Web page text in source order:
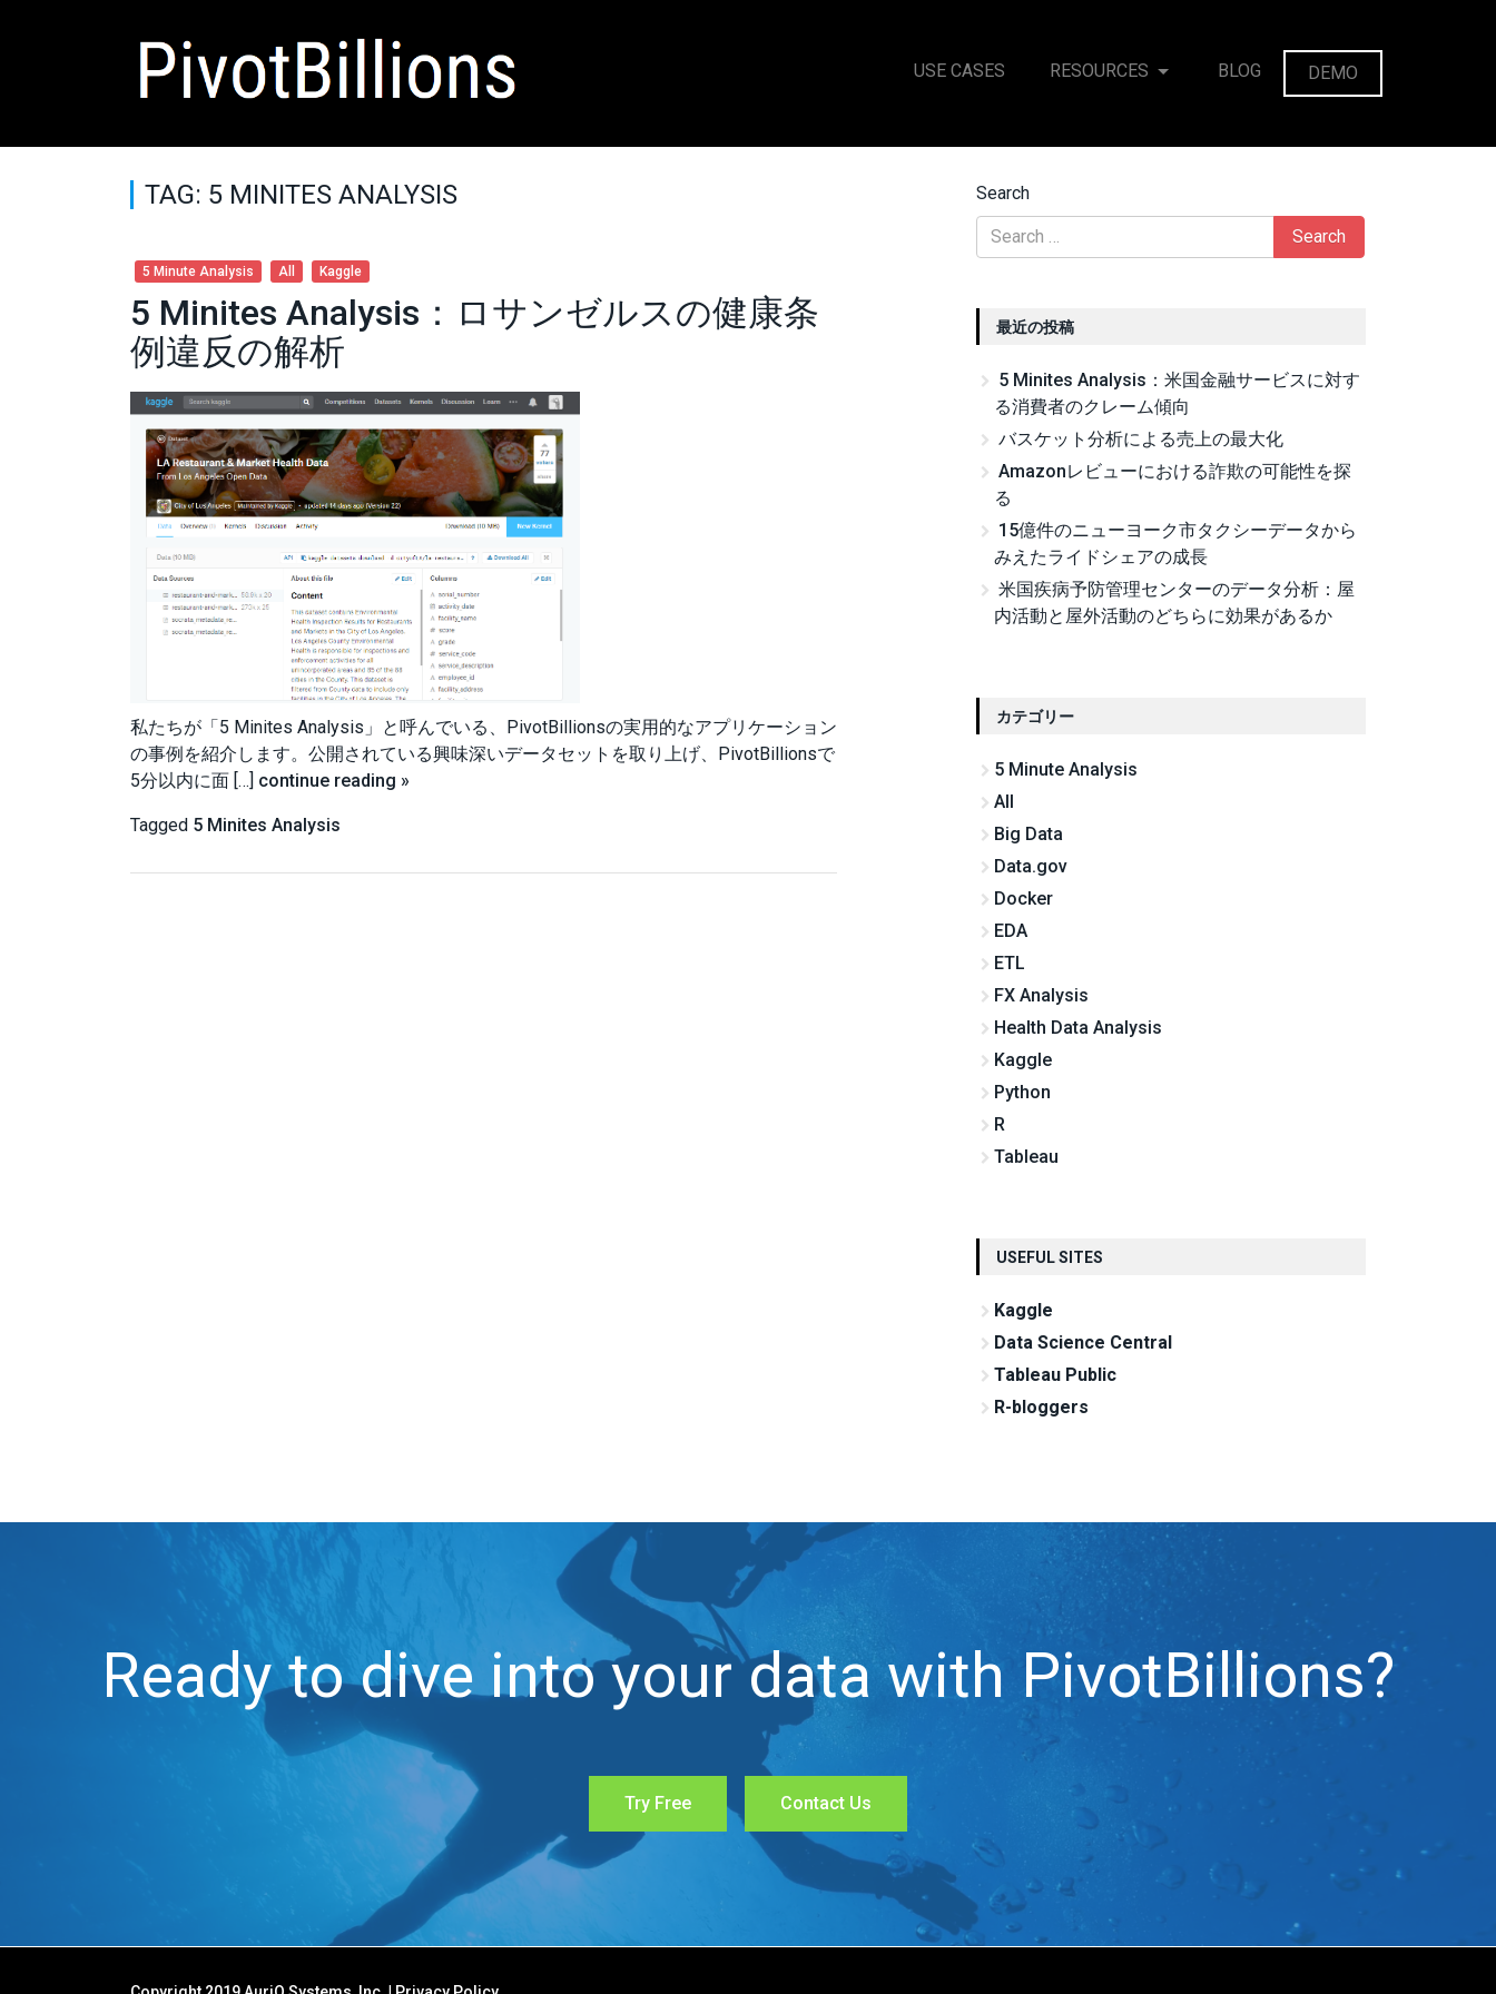
USE CASES RESOURCES BLOG DEMO
TAG: 5 MINITES ANALYSIS
5 Minute Analysis All Kaggle
5 Minites Analysis：ロサンゼルスの健康条
例違反の解析
私たちが「5 Minites Analysis」と呼んでいる、PivotBillionsの実用的なアプリケーション
の事例を紹介します。公開されている興味深いデータセットを取り上げ、PivotBillionsで
5分以内に面 […] continue reading »
Tagged 5 Minites Analysis
Search
最近の投稿
5 Minites Analysis：米国金融サービスに対す
る消費者のクレーム傾向
バスケット分析による売上の最大化
Amazonレビューにおける詐欺の可能性を探
る
15億件のニューヨーク市タクシーデータから
みえたライドシェアの成長
米国疾病予防管理センターのデータ分析：屋
内活動と屋外活動のどちらに効果があるか
カテゴリー
5 Minute Analysis
All
Big Data
Data.gov
Docker
EDA
ETL
FX Analysis
Health Data Analysis
Kaggle
Python
R
Tableau
USEFUL SITES
Kaggle
Data Science Central
Tableau Public
R-bloggers
Ready to dive into your data with PivotBillions?
Try Free Contact Us